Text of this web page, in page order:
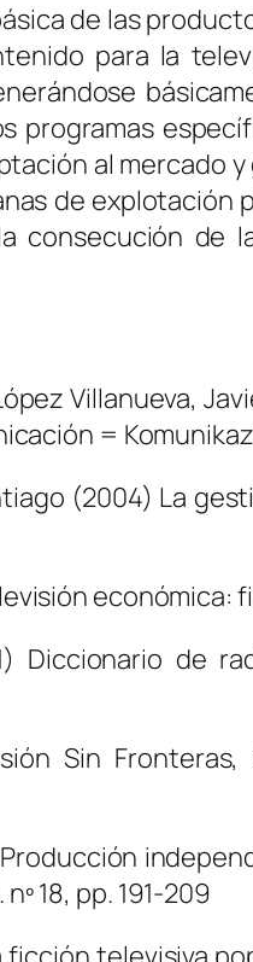
de las
para la
programas
al mercado
de explotación
consecución de
Villanueva,
=
(2004) La
económica:
Diccionario de
Sin Fronteras,
Producción
nº 18, pp. 191-209